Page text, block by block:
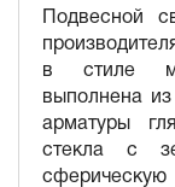
Подвесной
в стиле
выполнена
арматуры
стекла с